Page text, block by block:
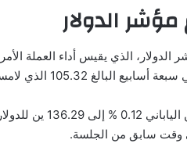
مؤشر الدولار
لامسه يوم الجمعة بعد نشر البيانات التي جاءت أعلى من المتوقع.
وقت سابق من الجلسة.